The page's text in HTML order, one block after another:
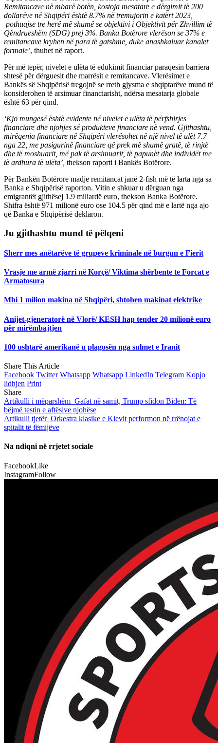
Remitancave në mbarë botën, kostoja mesatare e dërgimit të 200
dollarëve në Shqipëri është 8.7% në tremujorin e katërt 2023,
pothuajse tre herë më shumë se objektivi i Objektivit për Zhvillim të
Qëndrueshëm (SDG) prej 3%. Banka Botërore vlerëson se 37% e
remitancave kryhen në para të gatshme, duke anashkaluar kanalet
formale’, thuhet në raport.
Për më tepër, nivelet e ulëta të edukimit financiar paraqesin barriera
shtesë për dërguesit dhe marrësit e remitancave. Vlerësimet e
Bankës së Shqipërisë tregojnë se rreth gjysma e shqiptarëve mund të
konsiderohen të arsimuar financiarisht, ndërsa mesatarja globale
është 63 për qind.
‘Kjo mungesë është evidente në nivelet e ulëta të përfshirjes
financiare dhe njohjes së produkteve financiare në vend. Gjithashtu,
mirëqenia financiare në Shqipëri vlerësohet në një nivel të ulët 7.7
nga 22, me pasigurinë financiare që prek më shumë gratë, të rinjtë
dhe të moshuarit, më pak të arsimuarit, të papunët dhe individët me
të ardhura të ulëta’, thekson raporti i Bankës Botërore.
Për Bankën Botërore madje remitancat janë 2-fish më të larta nga sa
Banka e Shqipërisë raporton. Vitin e shkuar u dërguan nga
emigrantët gjithësej 1.9 miliardë euro, thekson Banka Botërore.
Shifra është 971 milionë euro ose 104.5 për qind më e lartë nga ajo
që Banka e Shqipërisë deklaron.
Ju gjithashtu mund të pëlqeni
Sherr mes anëtarëve të grupeve kriminale në burgun e Fierit
Vrasje me armë zjarri në Korçë/ Viktima shërbente te Forcat e
Armatosura
Mbi 1 milion makina në Shqipëri, shtohen makinat elektrike
Anijet-gjeneratorë në Vlorë/ KESH hap tender 20 milionë euro
për mirëmbajtjen
100 ushtarë amerikanë u plagosën nga sulmet e Iranit
Share This Article
Facebook Twitter Whatsapp Whatsapp LinkedIn Telegram Kopjo
lidhjen Print
Share
Artikulli i mëparshëm Gafat në samit, Trump sfidon Biden: Të
bëjmë testin e aftësive njohëse
Artikulli tjetër Orkestra klasike e Kievit performon në rrënojat e
spitalit të fëmijëve
Na ndiqni në rrjetet sociale
FacebookLike
InstagramFollow